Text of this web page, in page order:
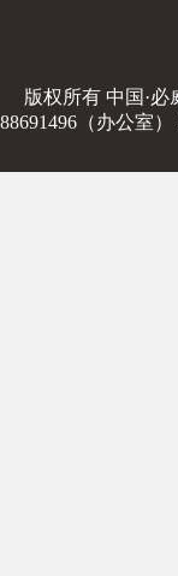
版权所有 中国·必
88691496（办公室）